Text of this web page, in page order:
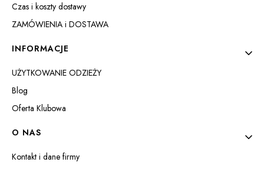
Czas i koszty dostawy
ZAMÓWIENIA i DOSTAWA
INFORMACJE
UŻYTKOWANIE ODZIEŻY
Blog
Oferta Klubowa
O NAS
Kontakt i dane firmy